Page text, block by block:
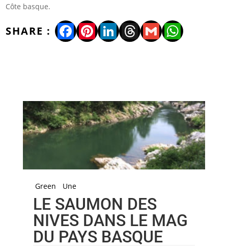
Côte basque.
Facebook
Pinterest
LinkedIn
Threads
Gmail
Green Une
LE SAUMON DES
NIVES DANS LE MAG
DU PAYS BASQUE